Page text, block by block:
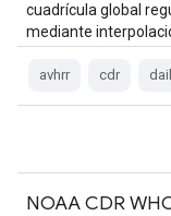
cuadrícula global
mediante
avhrr cdr
NOAA CDR